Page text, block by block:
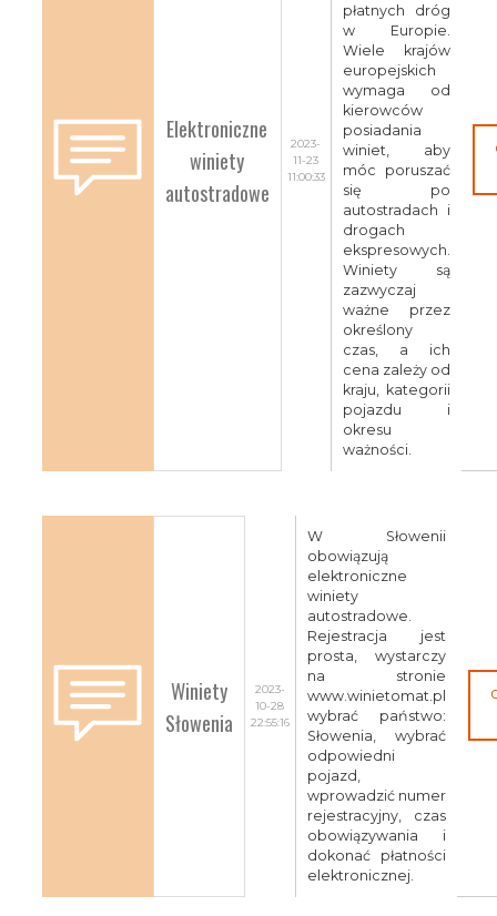
Elektroniczne
winiety
autostradowe
2023-
11-23
11:00:33
płatnych dróg
w Europie.
Wiele krajów
europejskich
wymaga od
kierowców
posiadania
winiet, aby
móc poruszać
się po
autostradach i
drogach
ekspresowych.
Winiety są
zazwyczaj
ważne przez
określony
czas, a ich
cena zależy od
kraju, kategorii
pojazdu i
okresu
ważności.
Winiety
Słowenia
2023-
10-28
22:55:16
W Słowenii
obowiązują
elektroniczne
winiety
autostradowe.
Rejestracja jest
prosta, wystarczy
na stronie
www.winietomat.pl
wybrać państwo:
Słowenia, wybrać
odpowiedni
pojazd,
wprowadzić numer
rejestracyjny, czas
obowiązywania i
dokonać płatności
elektronicznej.